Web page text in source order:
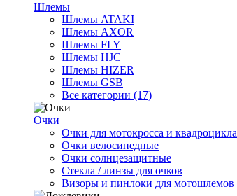
Шлемы
Шлемы ATAKI
Шлемы AXOR
Шлемы FLY
Шлемы HJC
Шлемы HIZER
Шлемы GSB
Все категории (17)
Очки
Очки для мотокросса и квадроцикла
Очки велосипедные
Очки солнцезащитные
Стекла / линзы для очков
Визоры и пинлоки для мотошлемов